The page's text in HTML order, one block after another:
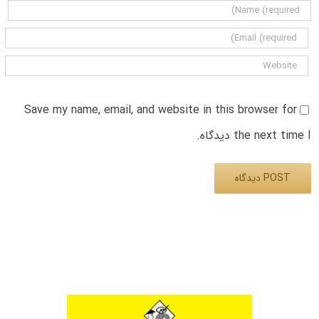
Save my name, email, and website in this browser for
the next time I دیدگاه.